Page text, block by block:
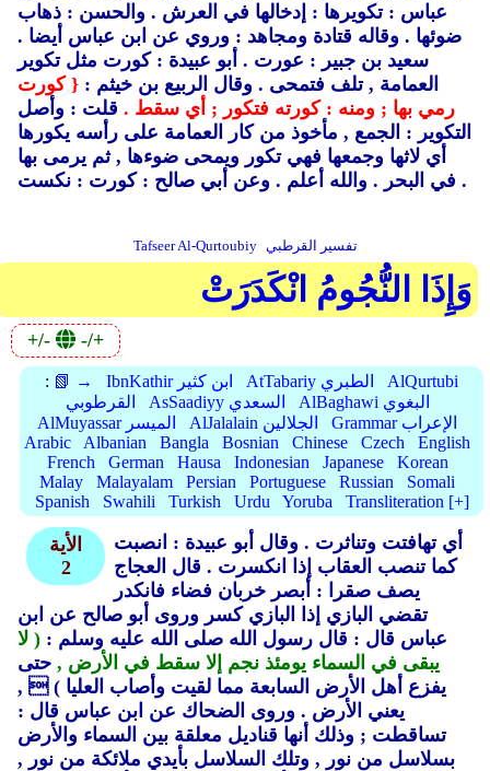
عباس : تكويرها : إدخالها في العرش . والحسن : ذهاب
ضوئها . وقاله قتادة ومجاهد : وروي عن ابن عباس أيضا .
سعيد بن جبير : عورت . أبو عبيدة : كورت مثل تكوير
العمامة ,تلف فتمحى . وقال الربيع بن خيثم : { كورت
رمي بها ; ومنه : كورته فتكور ; أي سقط . قلت : وأصل
التكوير : الجمع , مأخوذ من كار العمامة على رأسه يكورها
أي لاثها وجمعها فهي تكور ويمحى ضوءها ,ثم يرمى بها
في البحر . والله أعلم . وعن أبي صالح : كورت : نكست .
Tafseer Al-Qurtoubiy تفسير القرطبي
وَإِذَا النُّجُومُ انْكَدَرَتْ
+/- -/+
: 📗 → IbnKathir ابن كثير AtTabariy الطبري
AlQurtubi
القرطوبي
AsSaadiyy السعدي
AlBaghawi البغوي
AlMuyassar الميسر
AlJalalain الجلالين
Grammar الإعراب
Arabic
Albanian Bangla Bosnian Chinese Czech
English
French
German Hausa Indonesian Japanese
Korean
Malay
Malayalam Persian Portuguese Russian
Somali
Spanish
Swahili Turkish Urdu Yoruba Transliteration [+]
الأية
2
أي تهافتت وتناثرت . وقال أبو عبيدة : انصبت
كما تنصب العقاب إذا انكسرت . قال العجاج
يصف صقرا : أبصر خربان فضاء فانكدر
تقضي البازي إذا البازي كسر وروى أبو صالح عن ابن
عباس قال : قال رسول الله صلى الله عليه وسلم : ( لا
يبقى في السماء يومئذ نجم إلا سقط في الأرض , حتى
يفزع أهل الأرض السابعة مما لقيت وأصاب العليا )  ,
يعني الأرض . وروى الضحاك عن ابن عباس قال :
تساقطت ; وذلك أنها قناديل معلقة بين السماء والأرض
بسلاسل من نور , وتلك السلاسل بأيدي ملائكة من نور ,